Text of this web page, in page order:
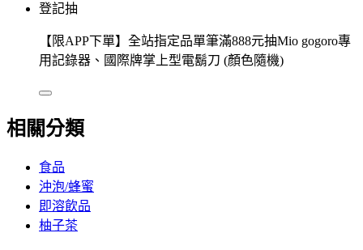
登記抽
【限APP下單】全站指定品單筆滿888元抽Mio gogoro專
用記錄器、國際牌掌上型電鬍刀 (顏色隨機)
相關分類
食品
沖泡/蜂蜜
即溶飲品
柚子茶